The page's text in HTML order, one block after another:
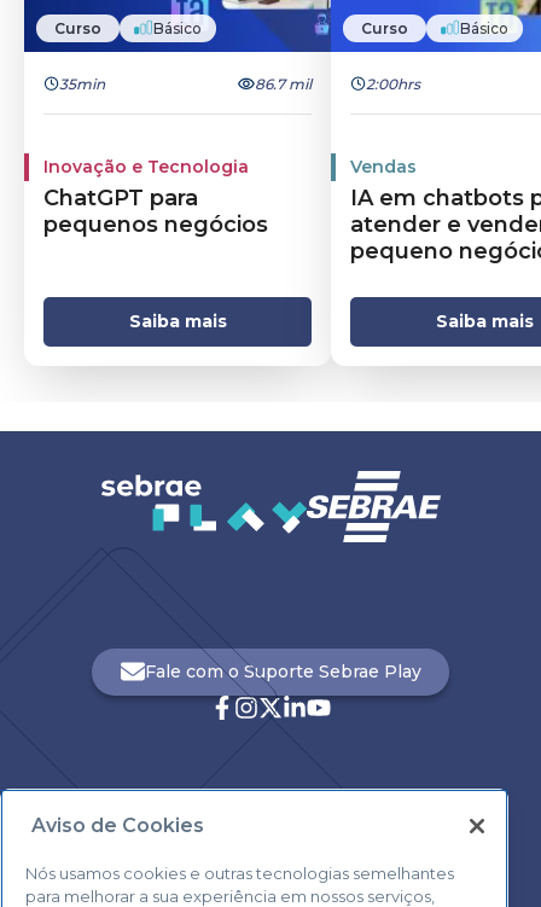
Curso Básico
35min 86.7 mil
Inovação e Tecnologia
ChatGPT para
pequenos negócios
Saiba mais
Curso Básico
2:00hrs
Vendas
IA em chatbots
atender e
pequeno
Saiba mais
0800 570 0800
Fale com o Suporte Sebrae Play
Aviso de Cookies
Nós usamos cookies e outras tecnologias semelhantes
para melhorar a sua experiência em nossos serviços,